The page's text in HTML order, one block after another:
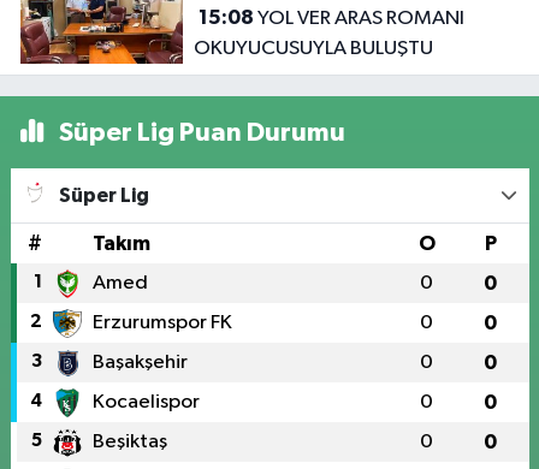
15:08
OKUYUCUSUYLA BULUŞTU
Süper Lig Puan Durumu
Süper Lig
# Takım O P
1 Amed 0 0
2 Erzurumspor FK 0 0
3 Başakşehir 0 0
4 Kocaelispor 0 0
5 Beşiktaş 0 0